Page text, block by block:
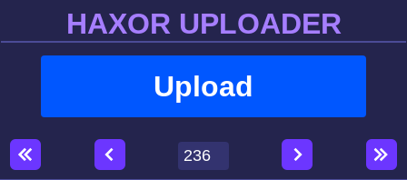
HAXOR UPLOADER
Upload